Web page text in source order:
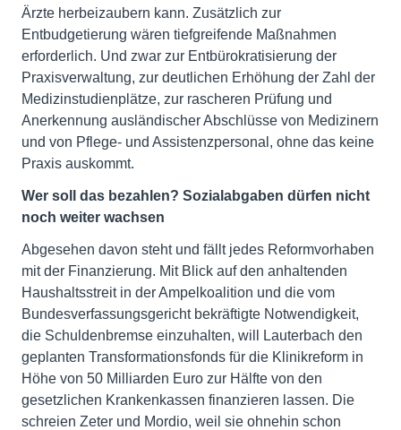
Ärzte herbeizaubern kann. Zusätzlich zur
Entbudgetierung wären tiefgreifende Maßnahmen
erforderlich. Und zwar zur Entbürokratisierung der
Praxisverwaltung, zur deutlichen Erhöhung der Zahl der
Medizinstudienplätze, zur rascheren Prüfung und
Anerkennung ausländischer Abschlüsse von Medizinern
und von Pflege- und Assistenzpersonal, ohne das keine
Praxis auskommt.
Wer soll das bezahlen? Sozialabgaben dürfen nicht
noch weiter wachsen
Abgesehen davon steht und fällt jedes Reformvorhaben
mit der Finanzierung. Mit Blick auf den anhaltenden
Haushaltsstreit in der Ampelkoalition und die vom
Bundesverfassungsgericht bekräftigte Notwendigkeit,
die Schuldenbremse einzuhalten, will Lauterbach den
geplanten Transformationsfonds für die Klinikreform in
Höhe von 50 Milliarden Euro zur Hälfte von den
gesetzlichen Krankenkassen finanzieren lassen. Die
schreien Zeter und Mordio, weil sie ohnehin schon